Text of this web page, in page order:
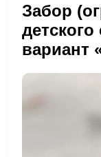
Забор
вариант